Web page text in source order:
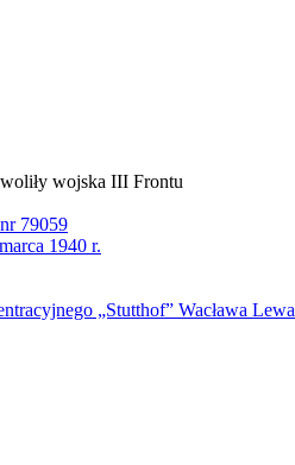
wojska III Frontu
79059
1940 r.
„Stutthof” Wacława